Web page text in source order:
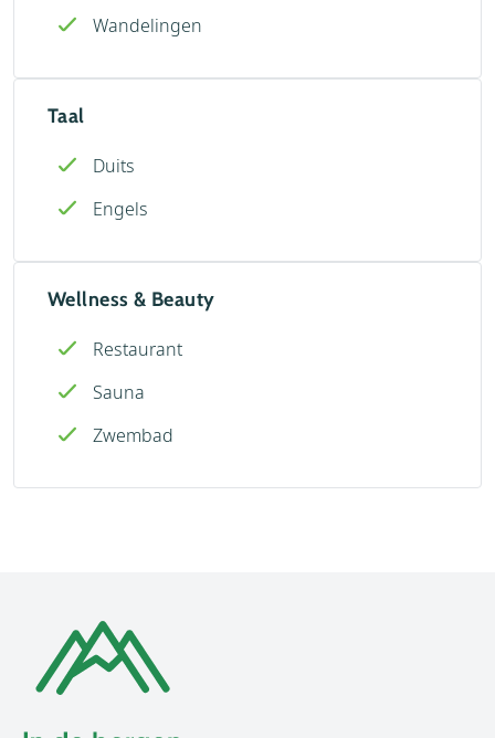
Wandelingen
Taal
Duits
Engels
Wellness & Beauty
Restaurant
Sauna
Zwembad